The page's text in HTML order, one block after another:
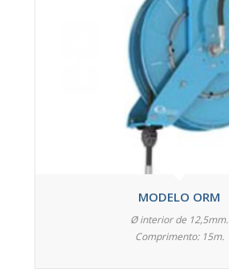
MODELO ORM
Ø interior de 12,5mm.
Comprimento: 15m.